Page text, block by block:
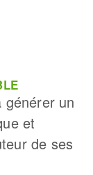
générer un
et
de ses